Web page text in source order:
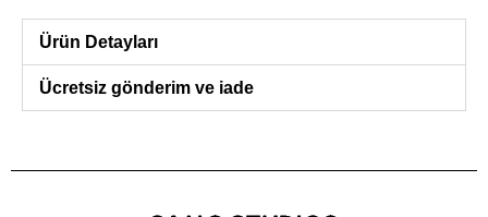
Ürün Detayları
Ücretsiz gönderim ve iade